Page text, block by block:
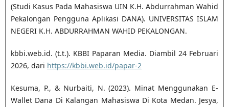
(Studi Kasus Pada Mahasiswa UIN K.H. Abdurrahman Wahid
Pekalongan Pengguna Aplikasi DANA). UNIVERSITAS ISLAM
NEGERI K.H. ABDURRAHMAN WAHID PEKALONGAN.
kbbi.web.id. (t.t.). KBBI Paparan Media. Diambil 24 Februari
2026, dari https://kbbi.web.id/papar-2
Kesuma, P., & Nurbaiti, N. (2023). Minat Menggunakan E-
Wallet Dana Di Kalangan Mahasiswa Di Kota Medan. Jesya,